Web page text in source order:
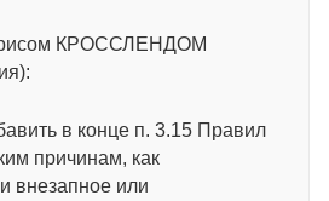
КРОССЛЕНДОМ
в конце п. 3.15 Правил
причинам, как
внезапное или